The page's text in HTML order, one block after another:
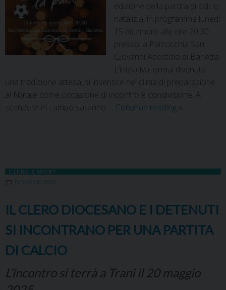
edizione della partita di calcio
natalizia, in programma lunedì
15 dicembre alle ore 20.30
presso la Parrocchia San
Giovanni Apostolo di Barletta.
L’iniziativa, ormai divenuta
una tradizione attesa, si inserisce nel clima di preparazione
al Natale come occasione di incontro e condivisione. A
scendere in campo saranno … Continue reading »
CLERO E SPORT
19 MAGGIO 2025
IL CLERO DIOCESANO E I DETENUTI
SI INCONTRANO PER UNA PARTITA
DI CALCIO
L’incontro si terrà a Trani il 20 maggio